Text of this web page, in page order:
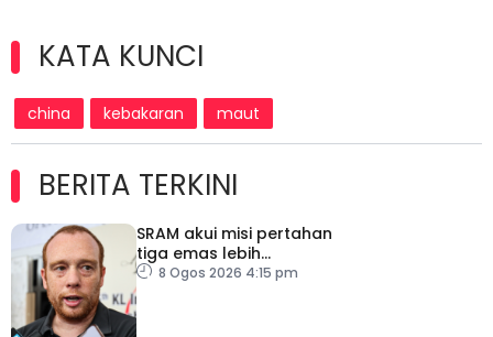
KATA KUNCI
china kebakaran maut
BERITA TERKINI
SRAM akui misi pertahan
tiga emas lebih
mencabar
8 Ogos 2026 4:15 pm